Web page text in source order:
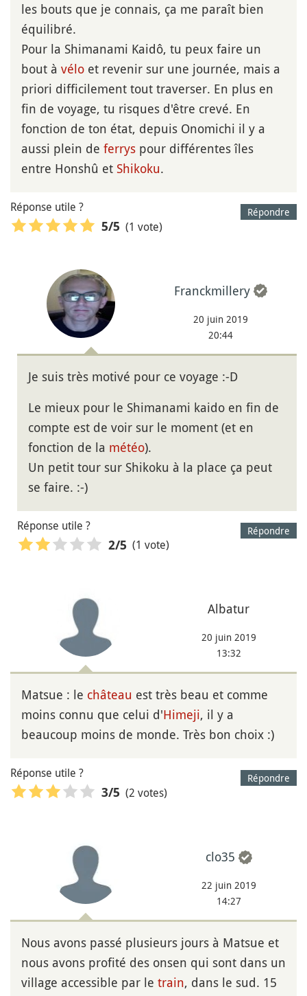
les bouts que je connais, ça me paraît bien
équilibré.
Pour la Shimanami Kaidô, tu peux faire un
bout à vélo et revenir sur une journée, mais a
priori difficilement tout traverser. En plus en
fin de voyage, tu risques d'être crevé. En
fonction de ton état, depuis Onomichi il y a
aussi plein de ferrys pour différentes îles
entre Honshû et Shikoku.
Répondre
Réponse utile ?
5/5 (1 vote)
Franckmillery
20 juin 2019
20:44
Je suis très motivé pour ce voyage :-D
Le mieux pour le Shimanami kaido en fin de
compte est de voir sur le moment (et en
fonction de la météo).
Un petit tour sur Shikoku à la place ça peut
se faire. :-)
Répondre
Réponse utile ?
2/5 (1 vote)
Albatur
20 juin 2019
13:32
Matsue : le château est très beau et comme
moins connu que celui d'Himeji, il y a
beaucoup moins de monde. Très bon choix :)
Répondre
Réponse utile ?
3/5 (2 votes)
clo35
22 juin 2019
14:27
Nous avons passé plusieurs jours à Matsue et
nous avons profité des onsen qui sont dans un
village accessible par le train, dans le sud. 15